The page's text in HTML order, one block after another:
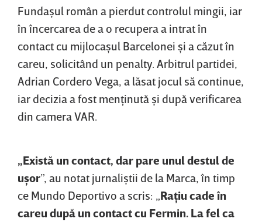
Fundaşul român a pierdut controlul mingii, iar
în încercarea de a o recupera a intrat în
contact cu mijlocaşul Barcelonei şi a căzut în
careu, solicitând un penalty. Arbitrul partidei,
Adrian Cordero Vega, a lăsat jocul să continue,
iar decizia a fost menţinută şi după verificarea
din camera VAR.
„Există un contact, dar pare unul destul de
uşor”, au notat jurnaliştii de la Marca, în timp
ce Mundo Deportivo a scris: „ Raţiu cade în
careu după un contact cu Fermin. La fel ca